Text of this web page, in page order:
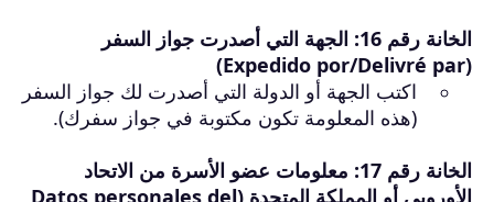
الخانة رقم 16: الجهة التي أصدرت جواز السفر
(Expedido por/Delivré par)
اكتب الجهة أو الدولة التي أصدرت لك جواز السفر
(هذه المعلومة تكون مكتوبة في جواز سفرك).
الخانة رقم 17: معلومات عضو الأسرة من الاتحاد
الأوروبي أو المملكة المتحدة (Datos personales del